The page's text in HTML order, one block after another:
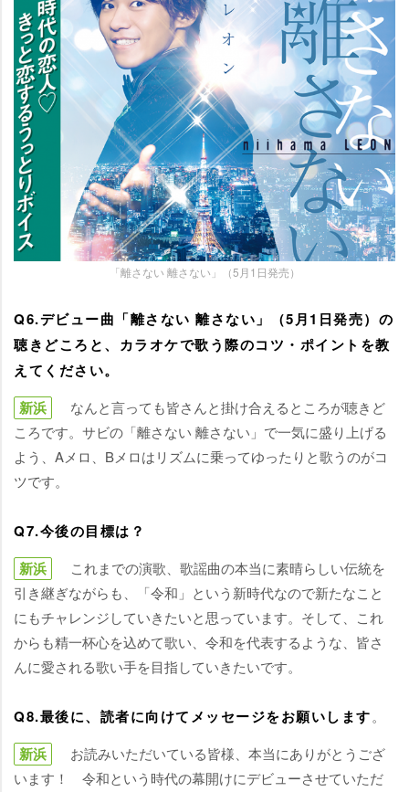
「離さない 離さない」（5月1日発売）
Q6.デビュー曲「離さない 離さない」（5月1日発売）の
聴きどころと、カラオケで歌う際のコツ・ポイントを教
えてください。
新浜
なんと言っても皆さんと掛け合えるところが聴きど
ころです。サビの「離さない 離さない」で一気に盛り上げる
よう、Aメロ、Bメロはリズムに乗ってゆったりと歌うのがコ
ツです。
Q7.今後の目標は？
新浜
これまでの演歌、歌謡曲の本当に素晴らしい伝統を
引き継ぎながらも、「令和」という新時代なので新たなこと
にもチャレンジしていきたいと思っています。そして、これ
からも精一杯心を込めて歌い、令和を代表するような、皆さ
んに愛される歌い手を目指していきたいです。
Q8.最後に、読者に向けてメッセージをお願いします。
新浜
お読みいただいている皆様、本当にありがとうござ
います！ 令和という時代の幕開けにデビューさせていただ